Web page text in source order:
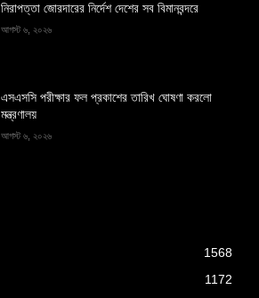
নিরাপত্তা জোরদারের নির্দেশ দেশের সব বিমানবন্দরে
আগস্ট ৬, ২০২৬
এসএসসি পরীক্ষার ফল প্রকাশের তারিখ ঘোষণা করলো
মন্ত্রণালয়
আগস্ট ৬, ২০২৬
1568
1172